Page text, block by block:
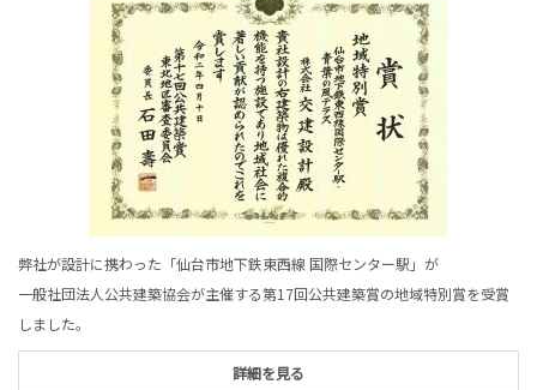
弊社が設計に携わった「仙台市地下鉄東西線 国際センター駅」が
一般社団法人公共建築協会が主催する第17回公共建築賞の地域特別賞を受賞
しました。
詳細を見る